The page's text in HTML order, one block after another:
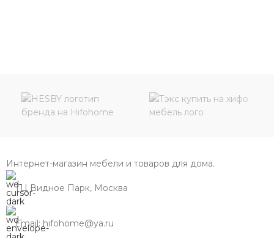
Интернет-магазин мебели и товаров для дома.
ТЦ Видное Парк, Москва
Email: hifohome@ya.ru